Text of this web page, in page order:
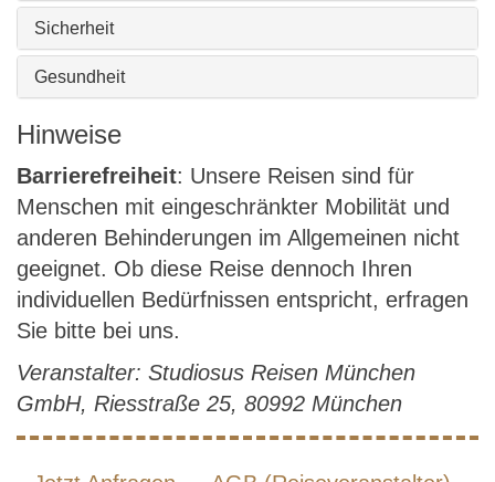
Sicherheit
Gesundheit
Hinweise
Barrierefreiheit: Unsere Reisen sind für
Menschen mit eingeschränkter Mobilität und
anderen Behinderungen im Allgemeinen nicht
geeignet. Ob diese Reise dennoch Ihren
individuellen Bedürfnissen entspricht, erfragen
Sie bitte bei uns.
Veranstalter: Studiosus Reisen München
GmbH, Riesstraße 25, 80992 München